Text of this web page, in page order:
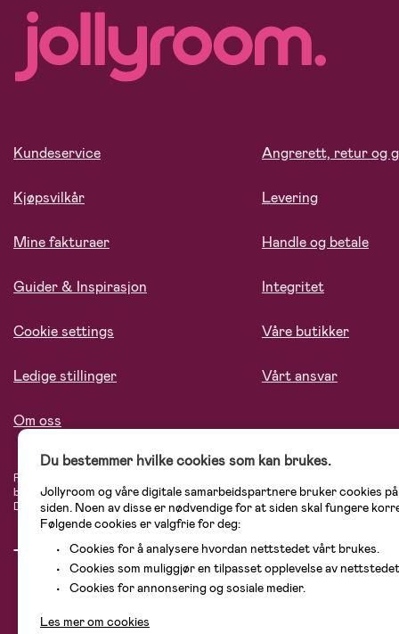
Kundeservice
Kjøpsvilkår
Mine fakturaer
Guider & Inspirasjon
Cookie settings
Ledige stillinger
Om oss
Angrerett, retur og
Levering
Handle og betale
Integritet
Våre butikker
Vårt ansvar
På Jollyroom.no finner du et stort utvalg av produkter til barnefamilien. Hos
blant annet barnevogner, bilstoler, klær til barn og baby, produkter til mor,
Didriksons, KidKraft, Ergobaby, Philips Avent, Neonate, Cybex, LEGO og
Du bestemmer hvilke cookies som kan brukes.
Jollyroom og våre digitale samarbeidspartnere bruker cookies
siden. Noen av disse er nødvendige for at siden skal fungere
Følgende cookies er valgfrie for deg:
Cookies for å analysere hvordan nettstedet vårt brukes.
Cookies som muliggjør en tilpasset opplevelse av
Cookies for annonsering og sosiale medier.
Les mer om cookies